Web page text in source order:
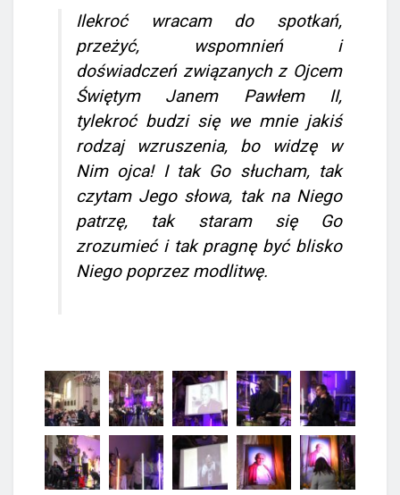
Ilekroć wracam do spotkań,
przeżyć, wspomnień i
doświadczeń związanych z Ojcem
Świętym Janem Pawłem II,
tylekroć budzi się we mnie jakiś
rodzaj wzruszenia, bo widzę w
Nim ojca! I tak Go słucham, tak
czytam Jego słowa, tak na Niego
patrzę, tak staram się Go
zrozumieć i tak pragnę być blisko
Niego poprzez modlitwę.